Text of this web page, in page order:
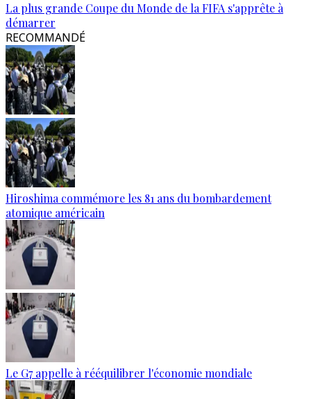
La plus grande Coupe du Monde de la FIFA s'apprête à
démarrer
RECOMMANDÉ
Hiroshima commémore les 81 ans du bombardement
atomique américain
Le G7 appelle à rééquilibrer l'économie mondiale